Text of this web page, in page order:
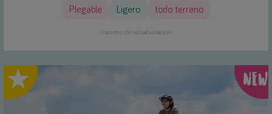
Plegable Ligero todo terreno
Carritos de rehabilitación
NEW